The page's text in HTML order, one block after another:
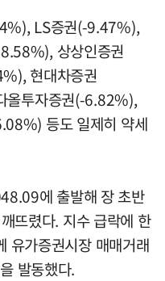
LS증권(-9.47%),
상상인증권
현대차증권
투자증권(-6.82%),
등도 일제히 약세
에 출발해 장 초반
뜨렸다. 지수 급락에 한
유가증권시장 매매거래
발동했다.